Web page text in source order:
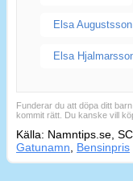
Elsa Augustsson
Elsa
Funderar du att döpa ditt
kommit rätt. Du kanske vill
Källa: Namntips.se,
Gatunamn
Bensinpris